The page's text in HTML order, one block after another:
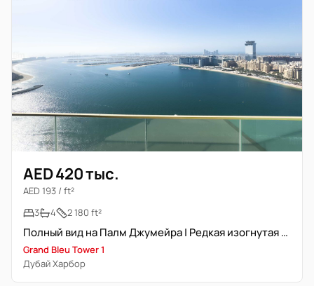
AED 420 тыс.
AED 193 / ft²
3
4 2 180 ft²
Полный вид на Палм Джумейра | Редкая изогнутая терраса | Новостройка
Grand Bleu Tower 1
Дубай Харбор